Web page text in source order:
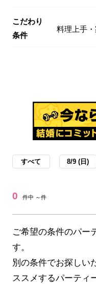
こだわり
条件
料理上手
すべて 8/9 (日)
0 件中 ～件
ご希望の条件のパー
す。
別の条件でお探しい
ススメするパーティ